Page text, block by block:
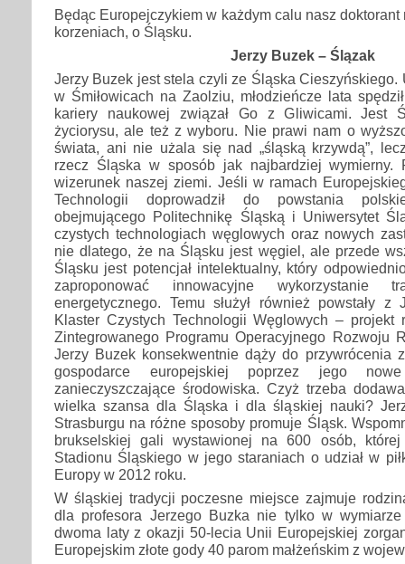
Będąc Europejczykiem w każdym calu nasz
korzeniach, o Śląsku.
Jerzy Buzek – Ślązak
Jerzy Buzek jest stela czyli ze Śląska Cieszyńskiego.
w Śmiłowicach na Zaolziu, młodzieńcze lata
kariery naukowej związał Go z Gliwicami. Jest
życiorysu, ale też z wyboru. Nie prawi nam o
świata, ani nie użala się nad „śląską krzywdą”,
rzecz Śląska w sposób jak najbardziej wymierny.
wizerunek naszej ziemi. Jeśli w ramach
Technologii doprowadził do powstania
obejmującego Politechnikę Śląską i Uniwersytet
czystych technologiach węglowych oraz nowych
nie dlatego, że na Śląsku jest węgiel, ale przede
Śląsku jest potencjał intelektualny, który
zaproponować innowacyjne wykorzystanie
energetycznego. Temu służył również powstały
Klaster Czystych Technologii Węglowych – projekt
Zintegrowanego Programu Operacyjnego Rozwoju
Jerzy Buzek konsekwentnie dąży do przywrócenia
gospodarce europejskiej poprzez jego
zanieczyszczające środowiska. Czyż trzeba
wielka szansa dla Śląska i dla śląskiej nauki?
Strasburgu na różne sposoby promuje Śląsk.
brukselskiej gali wystawionej na 600 osób, której
Stadionu Śląskiego w jego staraniach o udział w
Europy w 2012 roku.
W śląskiej tradycji poczesne miejsce zajmuje
dla profesora Jerzego Buzka nie tylko w
dwoma laty z okazji 50-lecia Unii Europejskiej
Europejskim złote gody 40 parom małżeńskim z